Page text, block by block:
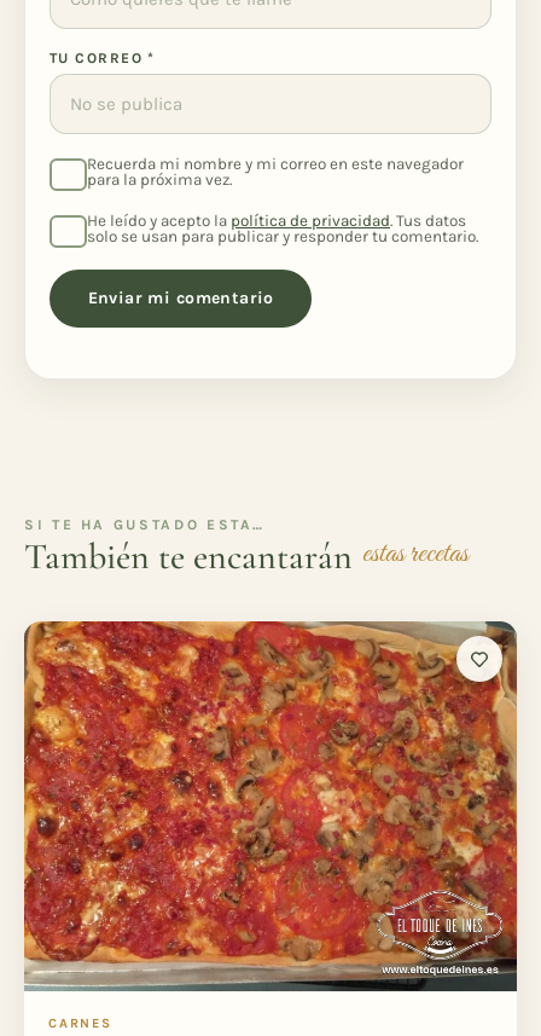
TU CORREO *
Recuerda mi nombre y mi correo en este navegador
para la próxima vez.
He leído y acepto la política de privacidad. Tus datos
solo se usan para publicar y responder tu comentario.
SI TE HA GUSTADO ESTA…
También te encantarán estas recetas
CARNES